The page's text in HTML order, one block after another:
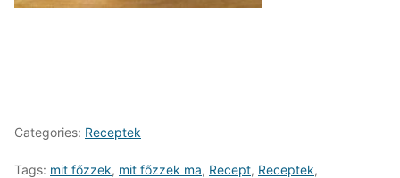
Categories: Receptek
Tags: mit főzzek, mit főzzek ma, Recept, Receptek,